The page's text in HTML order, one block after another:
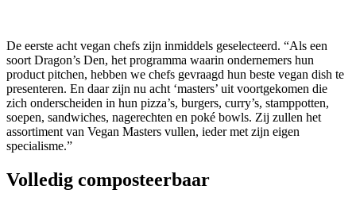
De eerste acht vegan chefs zijn inmiddels geselecteerd. “Als een
soort Dragon’s Den, het programma waarin ondernemers hun
product pitchen, hebben we chefs gevraagd hun beste vegan dish te
presenteren. En daar zijn nu acht ‘masters’ uit voortgekomen die
zich onderscheiden in hun pizza’s, burgers, curry’s, stamppotten,
soepen, sandwiches, nagerechten en poké bowls. Zij zullen het
assortiment van Vegan Masters vullen, ieder met zijn eigen
specialisme.”
Volledig composteerbaar